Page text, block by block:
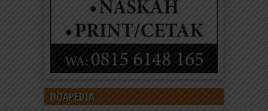
DOAPEDIA